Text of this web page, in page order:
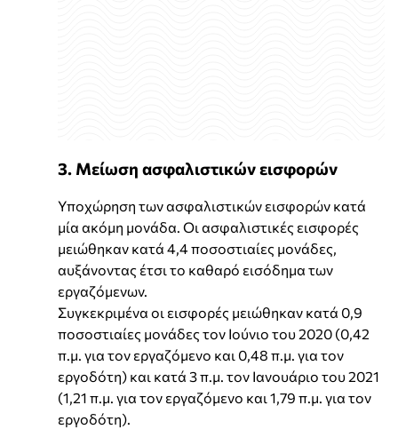
3. Μείωση ασφαλιστικών εισφορών
Υποχώρηση των ασφαλιστικών εισφορών κατά
μία ακόμη μονάδα. Οι ασφαλιστικές εισφορές
μειώθηκαν κατά 4,4 ποσοστιαίες μονάδες,
αυξάνοντας έτσι το καθαρό εισόδημα των
εργαζόμενων.
Συγκεκριμένα οι εισφορές μειώθηκαν κατά 0,9
ποσοστιαίες μονάδες τον Ιούνιο του 2020 (0,42
π.μ. για τον εργαζόμενο και 0,48 π.μ. για τον
εργοδότη) και κατά 3 π.μ. τον Ιανουάριο του 2021
(1,21 π.μ. για τον εργαζόμενο και 1,79 π.μ. για τον
εργοδότη).